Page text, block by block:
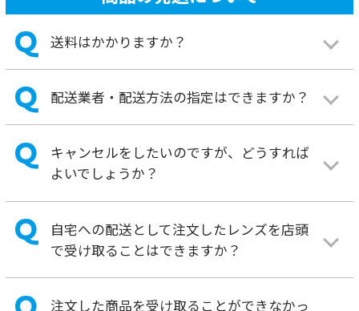
お問い合わせ
ほしいとき便 宅配サービスご利用規約
おトク定期便ご利用規約
ほしいとき便 店舗取り置きサービスご利用規約
ほしいとき便 処方オンライン登録サービスご利
用規約